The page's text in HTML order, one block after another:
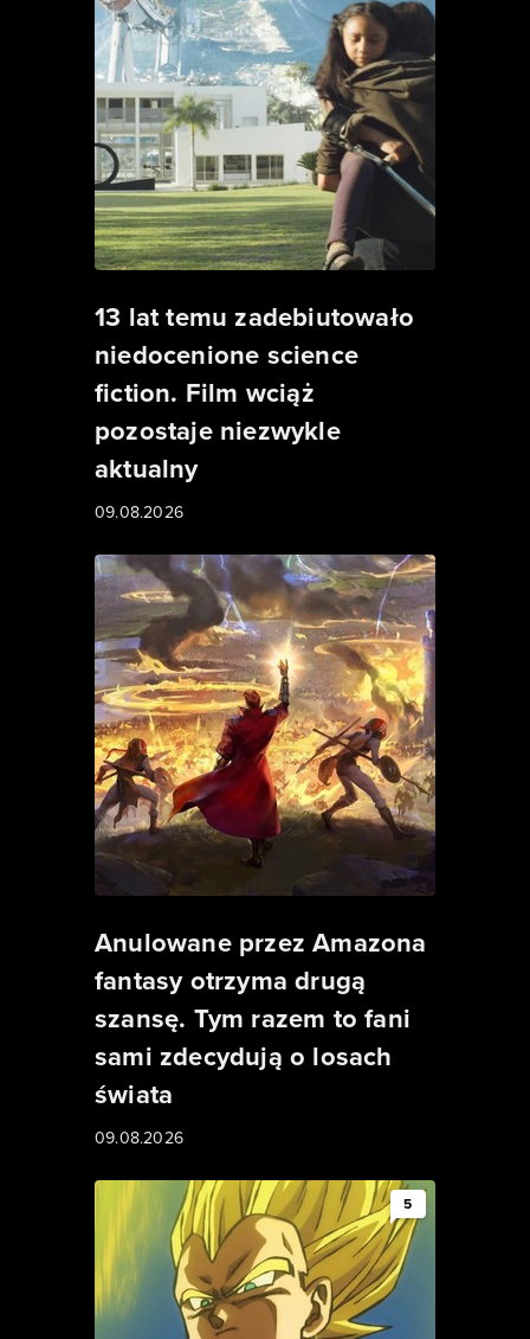
13 lat temu zadebiutowało
niedocenione science
fiction. Film wciąż
pozostaje niezwykle
aktualny
09.08.2026
Anulowane przez Amazona
fantasy otrzyma drugą
szansę. Tym razem to fani
sami zdecydują o losach
świata
09.08.2026
5